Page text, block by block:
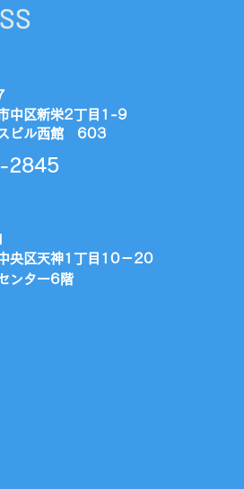
中区新栄2丁目1-9
スビル西館 603
2845
央区天神1丁目10－20
ンター6階